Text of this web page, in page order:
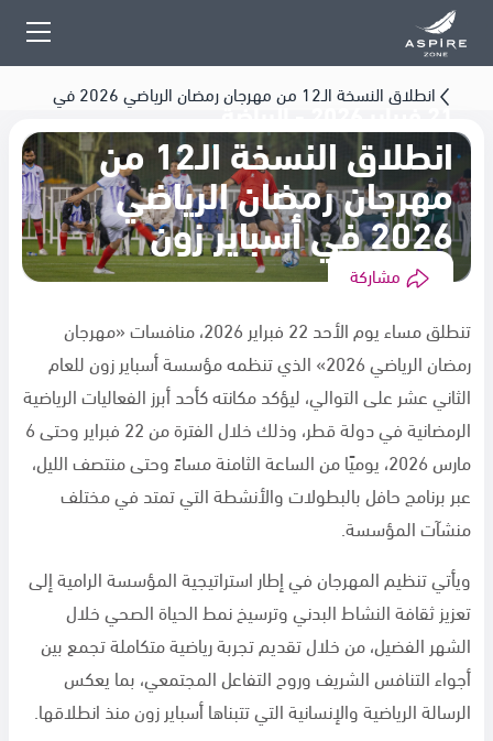
انطلاق النسخة الـ12 من مهرجان رمضان الرياضي 2026 في
أسباير زون
21 فبراير 2026 - الرياضة
انطلاق النسخة الـ12 من
مهرجان رمضان الرياضي
2026 في أسباير زون
مشاركة
تنطلق مساء يوم الأحد 22 فبراير 2026، منافسات «مهرجان
رمضان الرياضي 2026» الذي تنظمه مؤسسة أسباير زون للعام
الثاني عشر على التوالي، ليؤكد مكانته كأحد أبرز الفعاليات الرياضية
الرمضانية في دولة قطر، وذلك خلال الفترة من 22 فبراير وحتى 6
مارس 2026، يوميًا من الساعة الثامنة مساءً وحتى منتصف الليل،
عبر برنامج حافل بالبطولات والأنشطة التي تمتد في مختلف
منشآت المؤسسة.
ويأتي تنظيم المهرجان في إطار استراتيجية المؤسسة الرامية إلى
تعزيز ثقافة النشاط البدني وترسيخ نمط الحياة الصحي خلال
الشهر الفضيل، من خلال تقديم تجربة رياضية متكاملة تجمع بين
أجواء التنافس الشريف وروح التفاعل المجتمعي، بما يعكس
الرسالة الرياضية والإنسانية التي تتبناها أسباير زون منذ انطلاقها.